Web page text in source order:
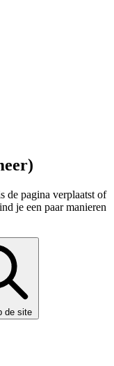
de pagina verplaatst of
je een paar manieren
de site